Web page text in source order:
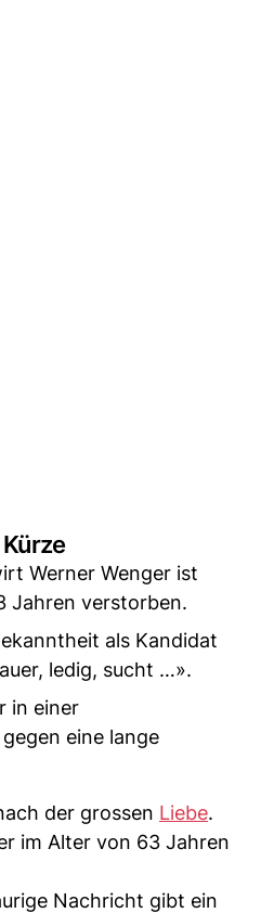
Werner Wenger ist
Jahren verstorben.
als Kandidat
ledig, sucht …».
in einer
eine lange
der grossen Liebe.
im Alter von 63 Jahren
Nachricht gibt ein